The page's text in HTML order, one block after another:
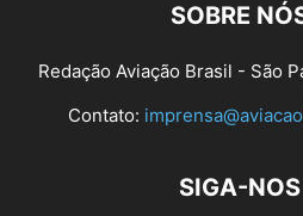
SOBRE
Redação Aviação Brasil - São
Contato:
SIGA-NOS